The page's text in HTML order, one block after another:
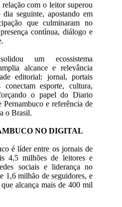
com o leitor superou
seguinte, apostando em
que culminaram no
contínua, diálogo e
um ecossistema
alcance e relevância
editorial: jornal, portais
conectam esporte, cultura,
o papel do Diario
e referência de
o Brasil.
NO DIGITAL
é líder entre os jornais de
4,5 milhões de leitores e
sociais e liderança no
1,6 milhão de seguidores, e
alcança mais de 400 mil